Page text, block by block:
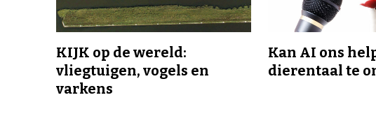
KIJK op de wereld:
vliegtuigen, vogels en
varkens
Kan AI ons
dierentaal te